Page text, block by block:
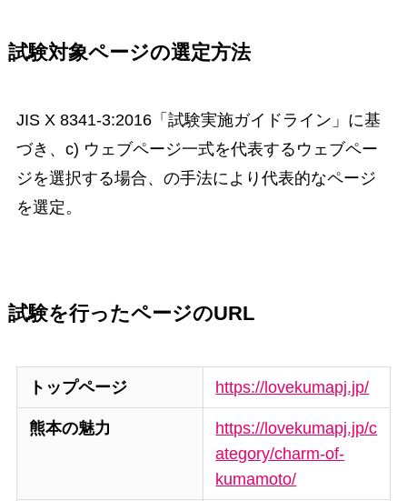
試験対象ページの選定方法
JIS X 8341-3:2016「試験実施ガイドライン」に基
づき、c) ウェブページ一式を代表するウェブペー
ジを選択する場合、の手法により代表的なページ
を選定。
試験を行ったページのURL
トップページ https://lovekumapj.jp/
熊本の魅力
https://lovekumapj.jp/c
ategory/charm-of-
kumamoto/